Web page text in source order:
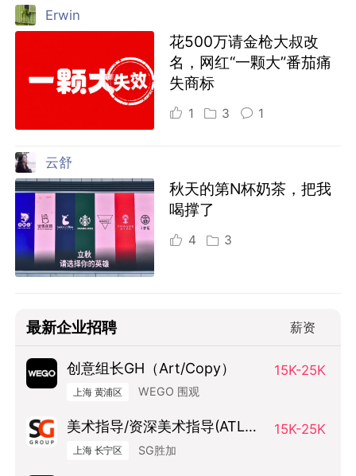
Erwin
花500万请金枪大叔改
名，网红“一颗大”番茄痛
失商标
1 3 1
云舒
秋天的第N杯奶茶，把我
喝撑了
4 3
最新企业招聘 薪资
创意组长GH（Art/Copy） 15K-25K
上海 黄浦区 WEGO 围观
美术指导/资深美术指导(ATL方
向）
15K-25K
上海 长宁区 SG胜加